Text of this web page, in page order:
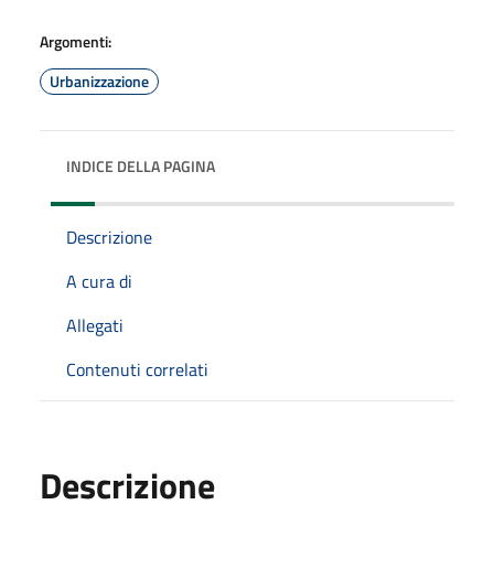
Argomenti:
Urbanizzazione
INDICE DELLA PAGINA
Descrizione
A cura di
Allegati
Contenuti correlati
Descrizione